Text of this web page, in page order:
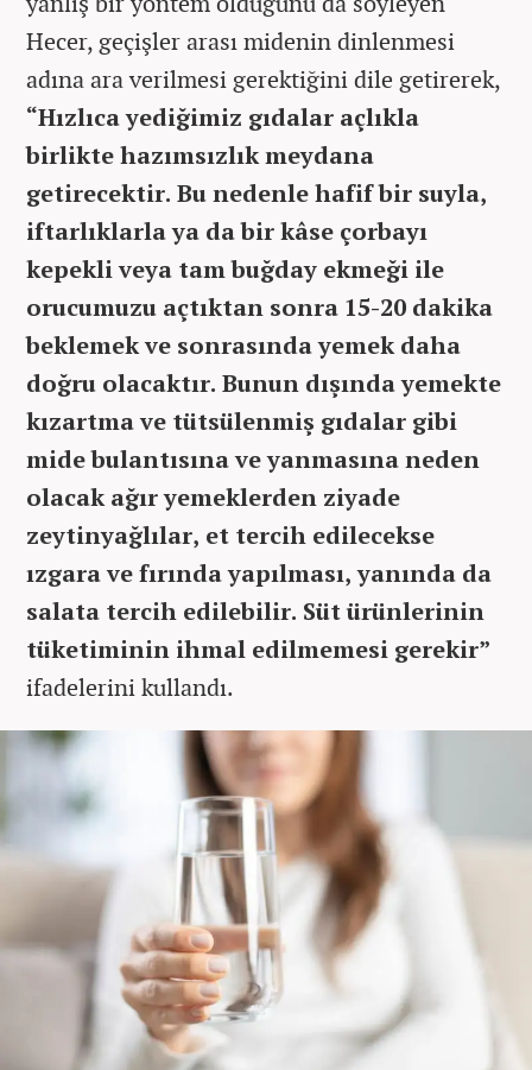
Hecer, geçişler arası midenin dinlenmesi
adına ara verilmesi gerektiğini dile getirerek,
“Hızlıca yediğimiz gıdalar açlıkla
birlikte hazımsızlık meydana
getirecektir. Bu nedenle hafif bir suyla,
iftarlıklarla ya da bir kâse çorbayı
kepekli veya tam buğday ekmeği ile
orucumuzu açtıktan sonra 15-20 dakika
beklemek ve sonrasında yemek daha
doğru olacaktır. Bunun dışında yemekte
kızartma ve tütsülenmiş gıdalar gibi
mide bulantısına ve yanmasına neden
olacak ağır yemeklerden ziyade
zeytinyağlılar, et tercih edilecekse
ızgara ve fırında yapılması, yanında da
salata tercih edilebilir. Süt ürünlerinin
tüketiminin ihmal edilmemesi gerekir”
ifadelerini kullandı.